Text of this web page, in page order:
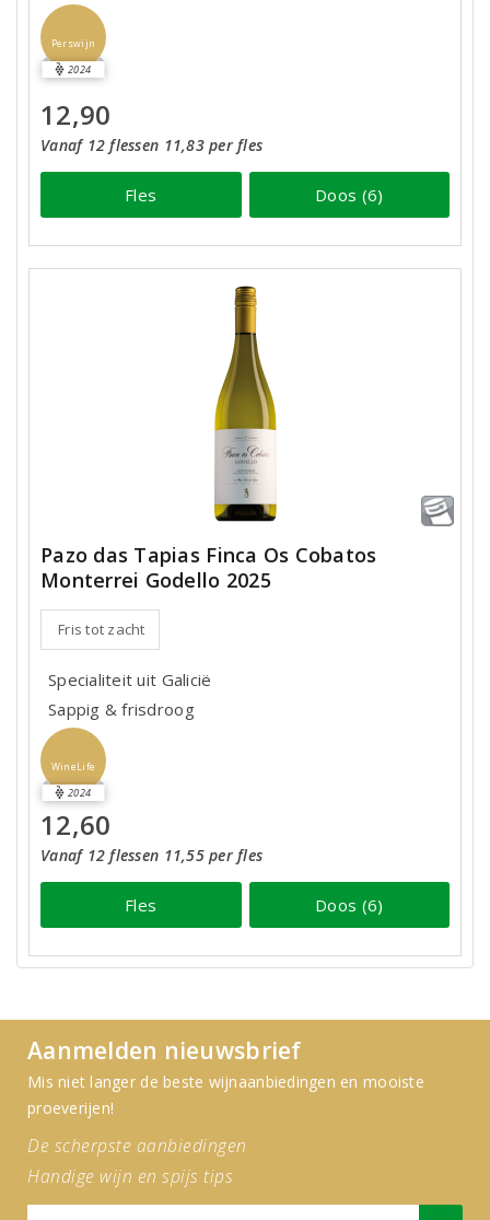
Perswijn
2024
12,90
Vanaf 12 flessen 11,83 per fles
Fles Doos (6)
Pazo das Tapias Finca Os Cobatos
Monterrei Godello 2025
Fris tot zacht
Specialiteit uit Galicië
Sappig & frisdroog
WineLife
2024
12,60
Vanaf 12 flessen 11,55 per fles
Fles Doos (6)
Aanmelden nieuwsbrief
Mis niet langer de beste wijnaanbiedingen en mooiste
proeverijen!
De scherpste aanbiedingen
Handige wijn en spijs tips